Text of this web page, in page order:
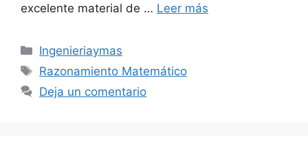
excelente material de … Leer más
Categorías
Ingenieriaymas
Etiquetas
Razonamiento Matemático
Deja un comentario